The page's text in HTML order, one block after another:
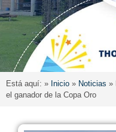
Está aquí: » Inicio » Noticias »
el ganador de la Copa Oro